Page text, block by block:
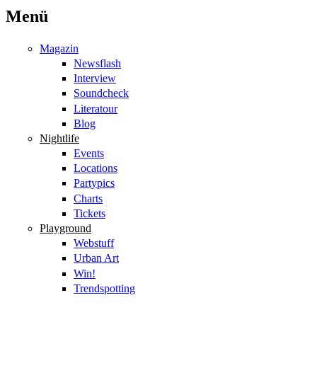
Menü
Magazin
Newsflash
Interview
Soundcheck
Literatour
Blog
Nightlife
Events
Locations
Partypics
Charts
Tickets
Playground
Webstuff
Urban Art
Win!
Trendspotting